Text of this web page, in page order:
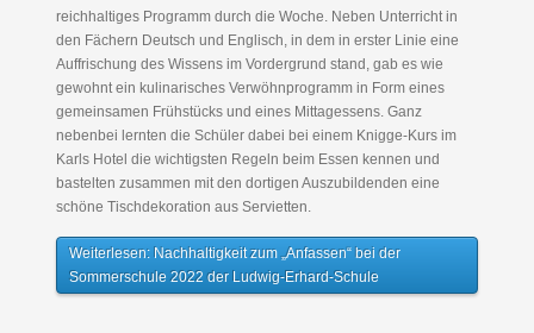
reichhaltiges Programm durch die Woche. Neben Unterricht in
den Fächern Deutsch und Englisch, in dem in erster Linie eine
Auffrischung des Wissens im Vordergrund stand, gab es wie
gewohnt ein kulinarisches Verwöhnprogramm in Form eines
gemeinsamen Frühstücks und eines Mittagessens. Ganz
nebenbei lernten die Schüler dabei bei einem Knigge-Kurs im
Karls Hotel die wichtigsten Regeln beim Essen kennen und
bastelten zusammen mit den dortigen Auszubildenden eine
schöne Tischdekoration aus Servietten.
Weiterlesen: Nachhaltigkeit zum „Anfassen“ bei der
Sommerschule 2022 der Ludwig-Erhard-Schule